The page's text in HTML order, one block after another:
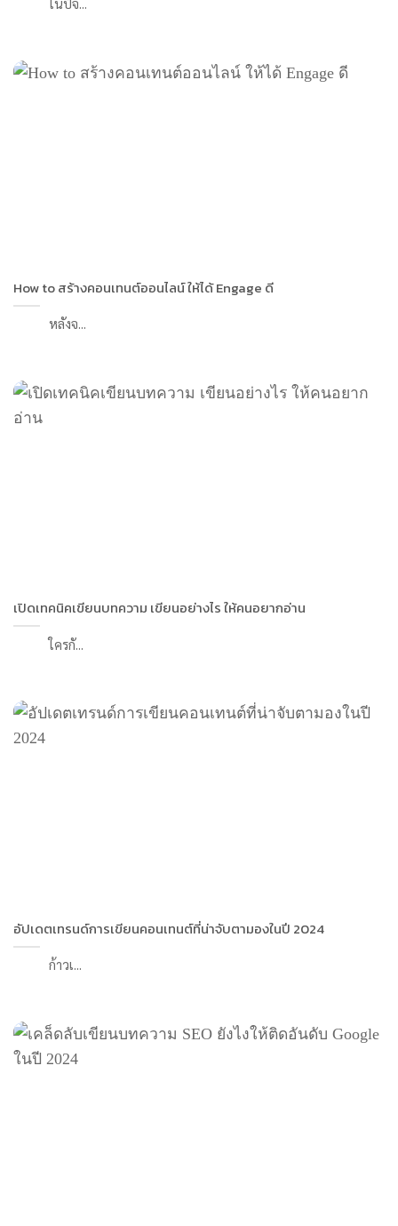
How to สร้างคอนเทนต์ออนไลน์ ให้ได้ Engage ดี
หลังจ...
เปิดเทคนิคเขียนบทความ เขียนอย่างไร ให้คนอยากอ่าน
ใครกั...
อัปเดตเทรนด์การเขียนคอนเทนต์ที่น่าจับตามองในปี 2024
ก้าวเ...